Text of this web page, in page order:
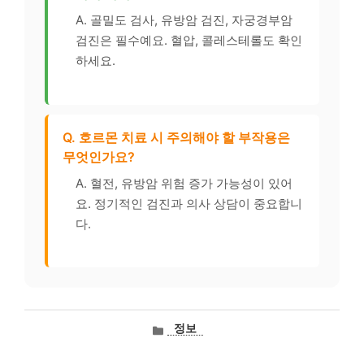
A. 골밀도 검사, 유방암 검진, 자궁경부암
검진은 필수예요. 혈압, 콜레스테롤도 확인
하세요.
Q. 호르몬 치료 시 주의해야 할 부작용은
무엇인가요?
A. 혈전, 유방암 위험 증가 가능성이 있어
요. 정기적인 검진과 의사 상담이 중요합니
다.
카정보